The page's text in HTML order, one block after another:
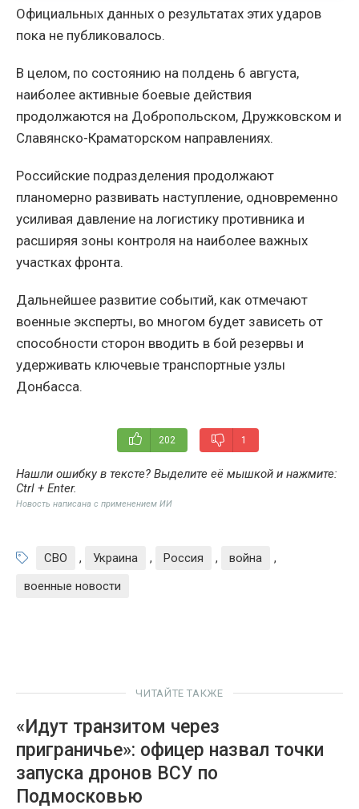
Официальных данных о результатах этих ударов
пока не публиковалось.
В целом, по состоянию на полдень 6 августа,
наиболее активные боевые действия
продолжаются на Добропольском, Дружковском и
Славянско-Краматорском направлениях.
Российские подразделения продолжают
планомерно развивать наступление, одновременно
усиливая давление на логистику противника и
расширяя зоны контроля на наиболее важных
участках фронта.
Дальнейшее развитие событий, как отмечают
военные эксперты, во многом будет зависеть от
способности сторон вводить в бой резервы и
удерживать ключевые транспортные узлы
Донбасса.
202 1
Нашли ошибку в тексте? Выделите её мышкой и нажмите:
Ctrl + Enter.
Новость написана с применением ИИ
СВО , Украина , Россия , война
,
военные новости
ЧИТАЙТЕ ТАКЖЕ
«Идут транзитом через
приграничье»: офицер назвал точки
запуска дронов ВСУ по
Подмосковью